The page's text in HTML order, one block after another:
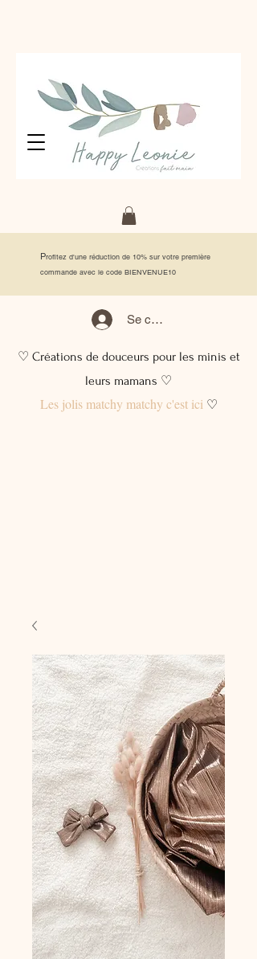
Profitez d'une réduction de 10% sur votre première
commande avec le code BIENVENUE10
Se connecter
♡ Créations de douceurs pour les minis et
leurs mamans ♡
Les jolis matchy matchy c'est ici♡